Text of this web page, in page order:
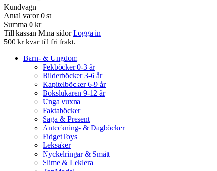
Kundvagn
Antal varor 0 st
Summa 0 kr
Till kassan Mina sidor Logga in
500 kr kvar till fri frakt.
Barn- & Ungdom
Pekböcker 0-3 år
Bilderböcker 3-6 år
Kapitelböcker 6-9 år
Bokslukaren 9-12 år
Unga vuxna
Faktaböcker
Saga & Present
Anteckning- & Dagböcker
FidgetToys
Leksaker
Nyckelringar & Smått
Slime & Leklera